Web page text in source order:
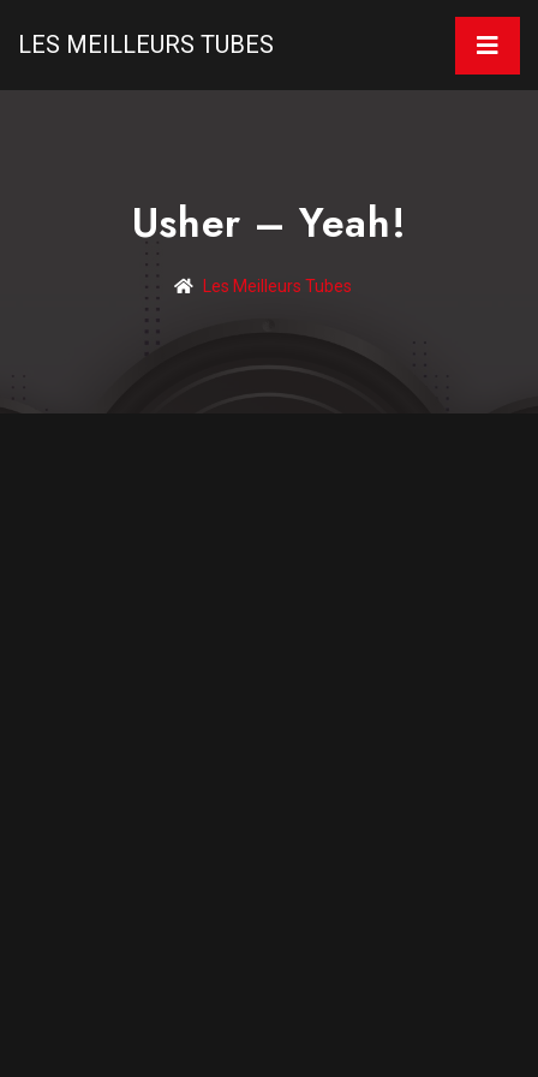
LES MEILLEURS TUBES
Usher – Yeah!
Les Meilleurs Tubes